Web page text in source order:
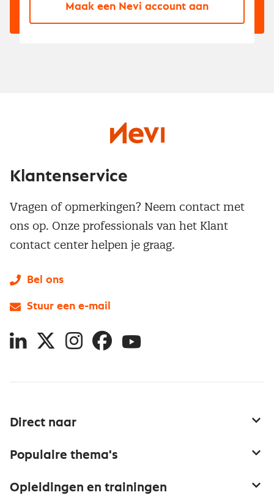
Maak een Nevi account aan
Direct naar
Netwerk en communities
Populaire thema's
Opleidingen en trainingen
Klantenservice
Vragen of opmerkingen? Neem contact met
ons op. Onze professionals van het Klant
contact center helpen je graag.
Bel ons
Stuur een e-mail
LinkedIn
X InstagramFacebookYouTube